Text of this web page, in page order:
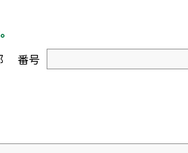
番号